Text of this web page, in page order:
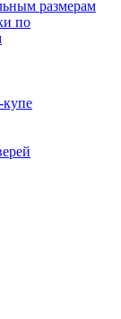
размерам
по